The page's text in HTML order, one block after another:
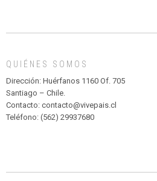
MADAGASCAR
PARQUE
HURATDO
QUIÉNES SOMOS
Dirección: Huérfanos 1160 Of. 705
Santiago – Chile.
Contacto: contacto@vivepais.cl
Teléfono: (562) 29937680